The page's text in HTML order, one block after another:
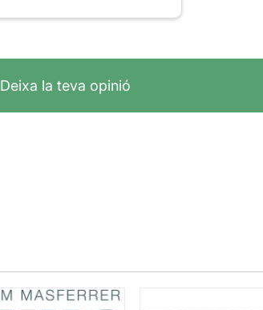
Deixa la teva opinió